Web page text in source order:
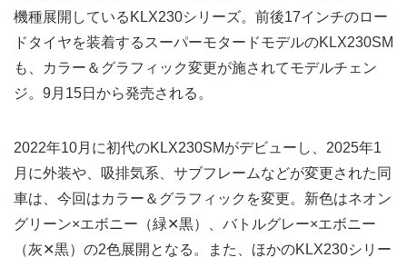
機種展開しているKLX230シリーズ。前後17インチのロー
ドタイヤを装着するスーパーモタードモデルのKLX230SM
も、カラー＆グラフィック変更が施されてモデルチェン
ジ。9月15日から発売される。
2022年10月に初代のKLX230SMがデビューし、2025年1
月に外装や、吸排気系、サブフレームなどが変更された同
車は、今回はカラー＆グラフィックを変更。新色はネオン
グリーン×エボニー（緑✕黒）、バトルグレー×エボニー
（灰✕黒）の2色展開となる。また、ほかのKLX230シリー